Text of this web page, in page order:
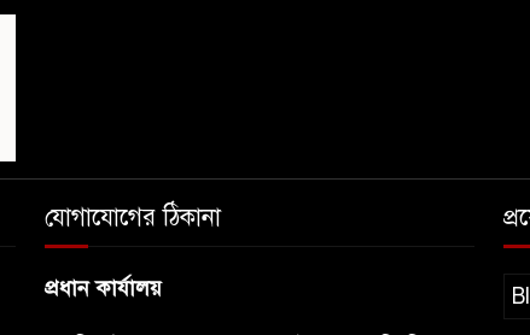
যোগাযোগের ঠিকানা
প্রধান কার্যালয়